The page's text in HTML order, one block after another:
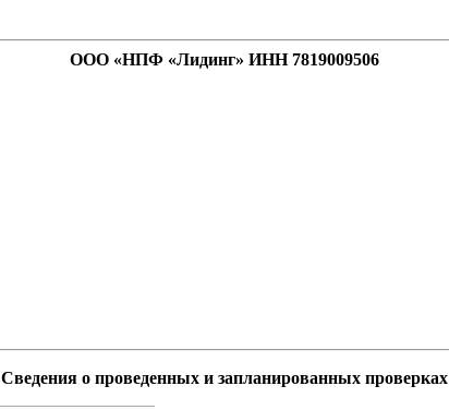
ООО «НПФ «Лидинг» ИНН 7819009506
Сведения о проведенных и запланированных проверках